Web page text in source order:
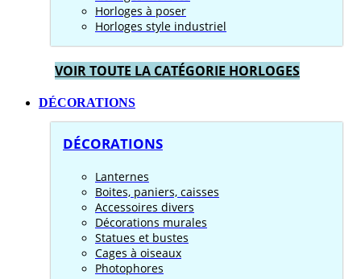
Horloges à poser
Horloges style industriel
VOIR TOUTE LA CATÉGORIE HORLOGES
DÉCORATIONS
DÉCORATIONS
Lanternes
Boites, paniers, caisses
Accessoires divers
Décorations murales
Statues et bustes
Cages à oiseaux
Photophores